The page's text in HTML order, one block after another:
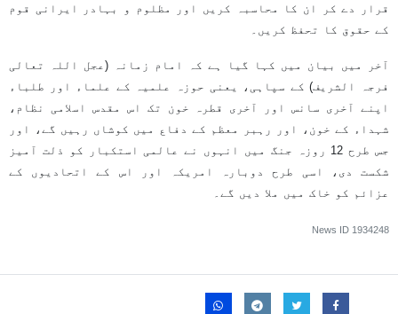
قرار دے کر ان کا محاسبہ کریں اور مظلوم و بہادر ایرانی قوم
کے حقوق کا تحفظ کریں۔
آخر میں بیان میں کہا گیا ہے کہ امام زمانہ (عجل اللہ تعالی
فرجہ الشریف) کے سپاہی، یعنی حوزہ علمیہ کے علماء اور طلباء
اپنے آخری سانس اور آخری قطرہ خون تک اس مقدس اسلامی نظام،
شہداء کے خون، اور رہبر معظم کے دفاع میں کوشاں رہیں گے، اور
جس طرح 12 روزہ جنگ میں انہوں نے عالمی استکبار کو ذلت آمیز
شکست دی، اسی طرح دوبارہ امریکہ اور اس کے اتحادیوں کے
عزائم کو خاک میں ملا دیں گے۔
News ID 1934248